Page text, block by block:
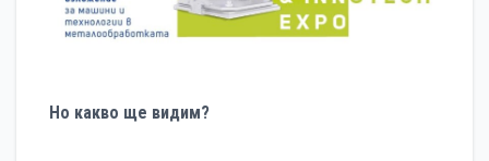
Но какво ще видим?